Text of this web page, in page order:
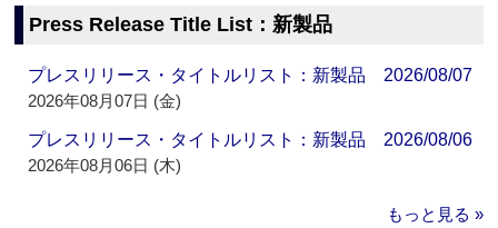
Press Release Title List：新製品
プレスリリース・タイトルリスト：新製品 2026/08/07
2026年08月07日 (金)
プレスリリース・タイトルリスト：新製品 2026/08/06
2026年08月06日 (木)
もっと見る »